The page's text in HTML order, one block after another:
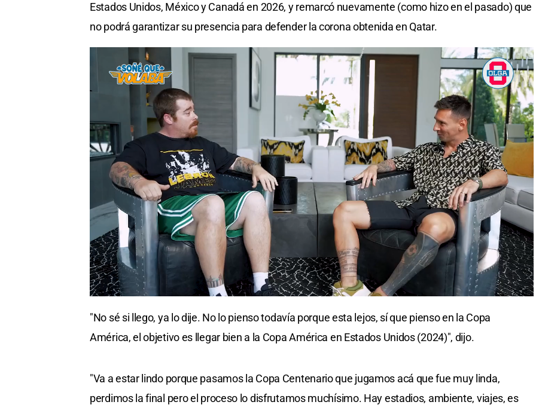
Estados Unidos, México y Canadá en 2026, y remarcó nuevamente (como hizo en el pasado) que
no podrá garantizar su presencia para defender la corona obtenida en Qatar.
"No sé si llego, ya lo dije. No lo pienso todavía porque esta lejos, sí que pienso en la Copa
América, el objetivo es llegar bien a la Copa América en Estados Unidos (2024)", dijo.
"Va a estar lindo porque pasamos la Copa Centenario que jugamos acá que fue muy linda,
perdimos la final pero el proceso lo disfrutamos muchísimo. Hay estadios, ambiente, viajes, es